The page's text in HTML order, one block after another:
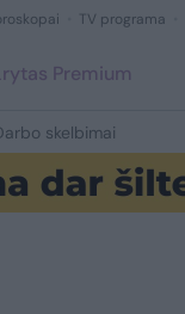
TV programa
Premium
skelbimai